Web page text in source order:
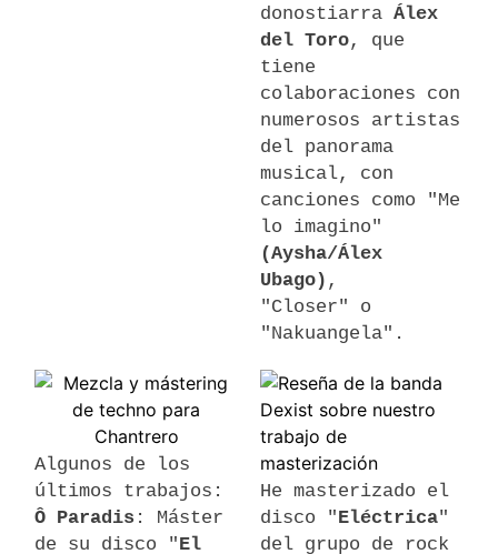
donostiarra Álex
del Toro, que
tiene
colaboraciones con
numerosos artistas
del panorama
musical, con
canciones como "Me
lo imagino"
(Aysha/Álex
Ubago) ,
"Closer" o
"Nakuangela".
Algunos de los
últimos trabajos:
Ô Paradis : Máster
de su disco "El
He masterizado el
disco "Eléctrica"
del grupo de rock